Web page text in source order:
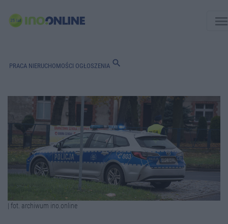
PRACA NIERUCHOMOŚCI OGŁOSZENIA search
| fot. archiwum ino.online